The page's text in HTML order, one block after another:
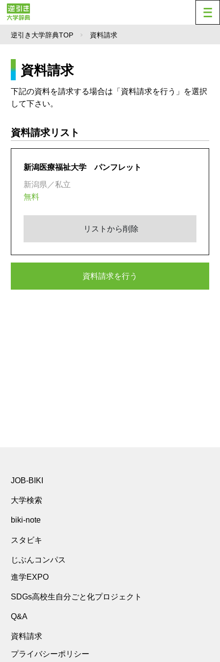
逆引き大学辞典TOP 資料請求
資料請求
下記の資料を請求する場合は「資料請求を行う」を選択
して下さい。
資料請求リスト
新潟医療福祉大学 パンフレット
新潟県／私立
無料
リストから削除
資料請求を行う
JOB-BIKI
大学検索
biki-note
スタビキ
じぶんコンパス
進学EXPO
SDGs高校生自分ごと化プロジェクト
Q&A
資料請求
プライバシーポリシー